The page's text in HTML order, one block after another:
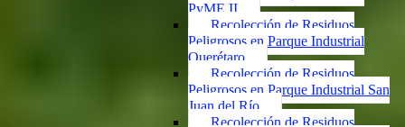
PyME II
Recolección de Residuos
Peligrosos en Parque Industrial
Querétaro
Recolección de Residuos
Peligrosos en Parque Industrial San
Juan del Río
Recolección de Residuos